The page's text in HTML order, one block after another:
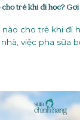
trẻ khi đi học?
cho trẻ khi đi
việc pha sữa